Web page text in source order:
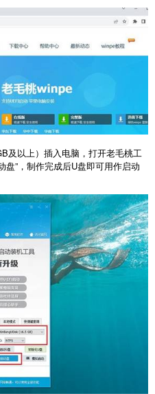
及以上）插入电脑，打开老毛桃工
盘”，制作完成后U盘即可用作启动